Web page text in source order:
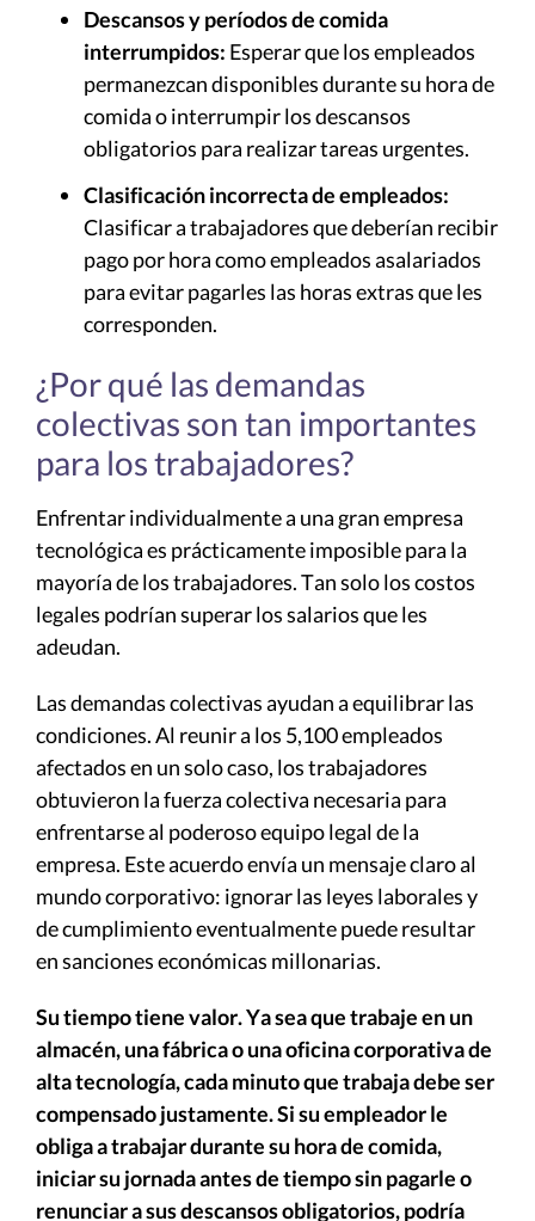
Descansos y períodos de comida
interrumpidos: Esperar que los empleados
permanezcan disponibles durante su hora de
comida o interrumpir los descansos
obligatorios para realizar tareas urgentes.
Clasificación incorrecta de empleados:
Clasificar a trabajadores que deberían recibir
pago por hora como empleados asalariados
para evitar pagarles las horas extras que les
corresponden.
¿Por qué las demandas
colectivas son tan importantes
para los trabajadores?
Enfrentar individualmente a una gran empresa
tecnológica es prácticamente imposible para la
mayoría de los trabajadores. Tan solo los costos
legales podrían superar los salarios que les
adeudan.
Las demandas colectivas ayudan a equilibrar las
condiciones. Al reunir a los 5,100 empleados
afectados en un solo caso, los trabajadores
obtuvieron la fuerza colectiva necesaria para
enfrentarse al poderoso equipo legal de la
empresa. Este acuerdo envía un mensaje claro al
mundo corporativo: ignorar las leyes laborales y
de cumplimiento eventualmente puede resultar
en sanciones económicas millonarias.
Su tiempo tiene valor. Ya sea que trabaje en un
almacén, una fábrica o una oficina corporativa de
alta tecnología, cada minuto que trabaja debe ser
compensado justamente. Si su empleador le
obliga a trabajar durante su hora de comida,
iniciar su jornada antes de tiempo sin pagarle o
renunciar a sus descansos obligatorios, podría